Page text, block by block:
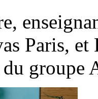
Paris,
groupe